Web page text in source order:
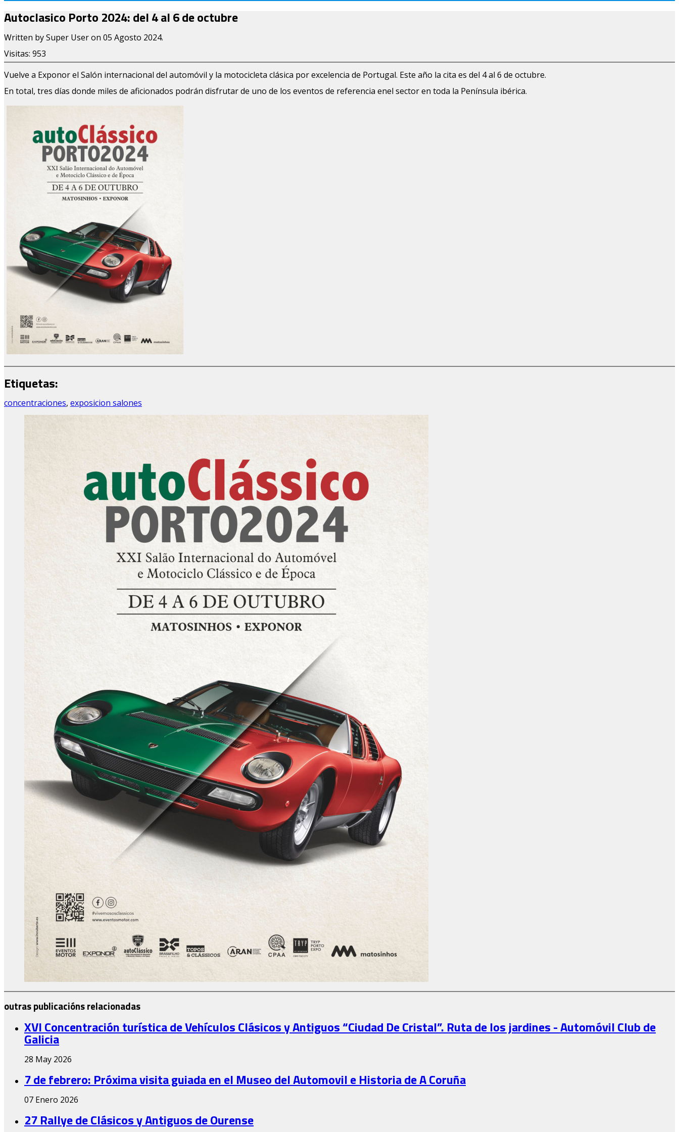
Autoclasico Porto 2024: del 4 al 6 de octubre
Written by Super User on 05 Agosto 2024.
Visitas: 953
Vuelve a Exponor el Salón internacional del automóvil y la motocicleta clásica por excelencia de Portugal. Este año la cita es del 4 al 6 de octubre.
En total, tres días donde miles de aficionados podrán disfrutar de uno de los eventos de referencia enel sector en toda la Península ibérica.
Etiquetas:
concentraciones, exposicion salones
outras publicacións relacionadas
XVI Concentración turística de Vehículos Clásicos y Antiguos “Ciudad De Cristal”. Ruta de los jardines - Automóvil Club de
Galicia
28 May 2026
7 de febrero: Próxima visita guiada en el Museo del Automovil e Historia de A Coruña
07 Enero 2026
27 Rallye de Clásicos y Antiguos de Ourense